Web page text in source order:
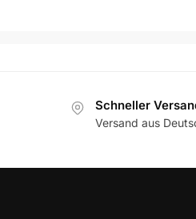
Schneller
Versand aus